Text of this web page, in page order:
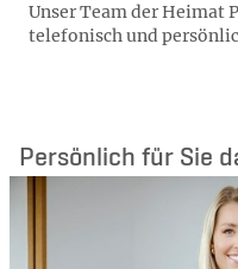
Unser Team der Heimat
telefonisch und
Persönlich für Sie